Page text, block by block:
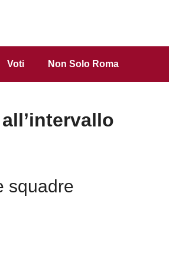
Voti Non Solo Roma
squadre